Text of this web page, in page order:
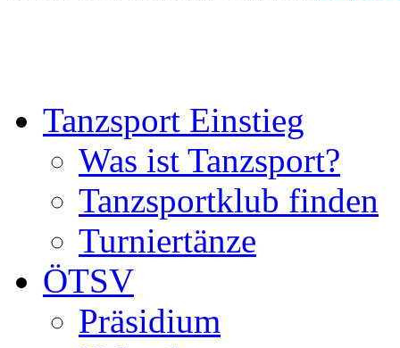
Tanzsport Einstieg
Was ist Tanzsport?
Tanzsportklub finden
Turniertänze
ÖTSV
Präsidium